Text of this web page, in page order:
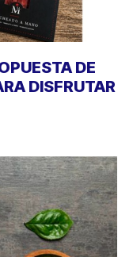
DE
DISFRUTAR